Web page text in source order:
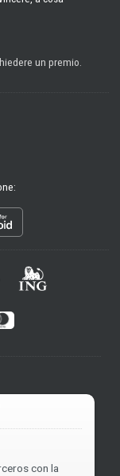
un premio.
con la